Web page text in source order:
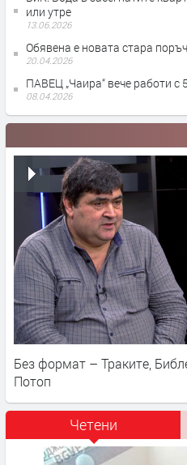
или утре
13.06.2026
Обявена е новата стара
20.04.2026
ПАВЕЦ „Чаира“ вече работи с
08.04.2026
Без формат – Траките,
Потоп
Четени